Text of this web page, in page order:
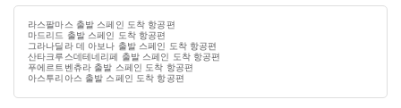
라스팔마스 출발 스페인 도착 항공편
마드리드 출발 스페인 도착 항공편
그라나딜라 데 아보나 출발 스페인 도착 항공편
산타크루스데테네리페 출발 스페인 도착 항공편
푸에르트벤츄라 출발 스페인 도착 항공편
아스투리아스 출발 스페인 도착 항공편